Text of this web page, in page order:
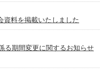
資料を掲載いたしました
る期間変更に関するお知らせ